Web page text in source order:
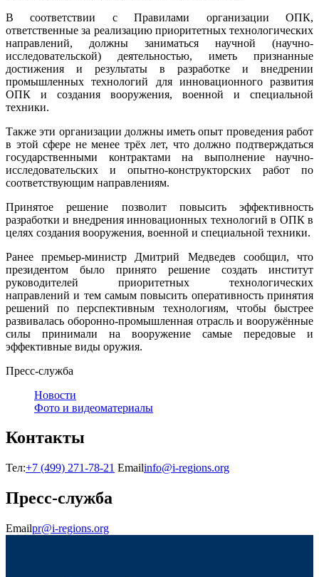
В соответствии с Правилами организации ОПК,
ответственные за реализацию приоритетных технологических
направлений, должны заниматься научной (научно-
исследовательской) деятельностью, иметь признанные
достижения и результаты в разработке и внедрении
промышленных технологий для инновационного развития
ОПК и создания вооружения, военной и специальной
техники.
Также эти организации должны иметь опыт проведения работ
в этой сфере не менее трёх лет, что должно подтверждаться
государственными контрактами на выполнение научно-
исследовательских и опытно-конструкторских работ по
соответствующим направлениям.
Принятое решение позволит повысить эффективность
разработки и внедрения инновационных технологий в ОПК в
целях создания вооружения, военной и специальной техники.
Ранее премьер-министр Дмитрий Медведев сообщил, что
президентом было принято решение создать институт
руководителей приоритетных технологических
направлений и тем самым повысить оперативность принятия
решений по перспективным технологиям, чтобы быстрее
развивалась оборонно-промышленная отрасль и вооружённые
силы принимали на вооружение самые передовые и
эффективные виды оружия.
Пресс-служба
Новости
Фото и видеоматериалы
Контакты
Тел:+7 (499) 271-78-21 Emailinfo@i-regions.org
Пресс-служба
Emailpr@i-regions.org